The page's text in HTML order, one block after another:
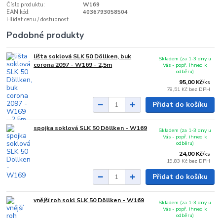
Číslo produktu:
W169
EAN kód:
4036793058504
Hlídat cenu / dostupnost
Podobné produkty
lišta soklová SLK 50 Döllken, buk
corona 2097 - W169 - 2,5m
95,00 Kč/ks
78,51 Kč bez DPH
Skladem (za 1-3 dny u
Vás - popř. ihned k
odběru)
Přidat do košíku
spojka soklová SLK 50 Döllken - W169
24,00 Kč/ks
19,83 Kč bez DPH
Skladem (za 1-3 dny u
Vás - popř. ihned k
odběru)
Přidat do košíku
vnější roh sokl SLK 50 Döllken - W169
Skladem (za 1-3 dny u
Vás - popř. ihned k
odběru)